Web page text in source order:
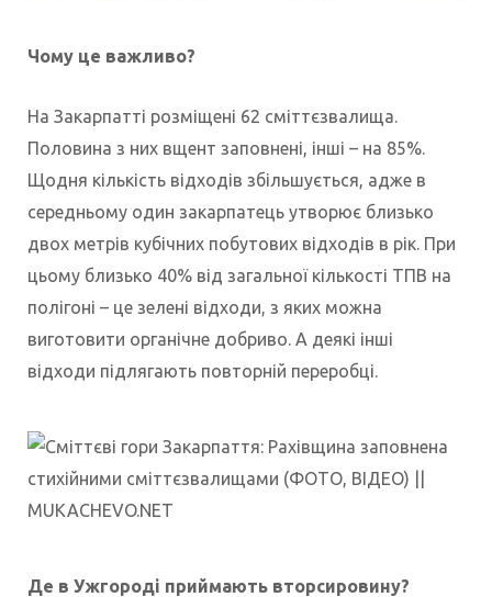
Чому це важливо?
На Закарпатті розміщені 62 сміттєзвалища.
Половина з них вщент заповнені, інші – на 85%.
Щодня кількість відходів збільшується, адже в
середньому один закарпатець утворює близько
двох метрів кубічних побутових відходів в рік. При
цьому близько 40% від загальної кількості ТПВ на
полігоні – це зелені відходи, з яких можна
виготовити органічне добриво. А деякі інші
відходи підлягають повторній переробці.
Де в Ужгороді приймають вторсировину?